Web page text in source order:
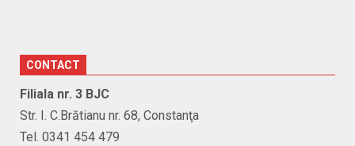
CONTACT
Filiala nr. 3 BJC
Str. I. C.Brătianu nr. 68, Constanţa
Tel. 0341 454 479